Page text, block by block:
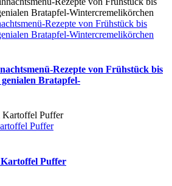
Rezepte von Frühstück bis
Bratapfel-Wintercremelikörchen
Rezepte von Frühstück bis
genialen Bratapfel-
Puffer
Puffer